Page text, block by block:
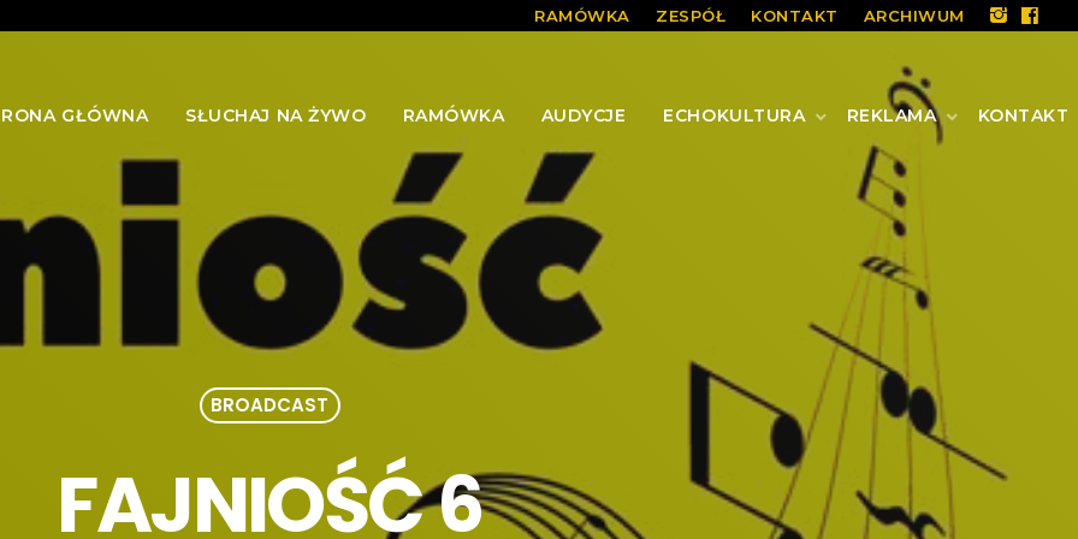
RAMÓWKA ZESPÓŁ KONTAKT ARCHIWUM
GŁÓWNA SŁUCHAJ NA ŻYWO RAMÓWKA AUDYCJE ECHOKULTURA REKLAMA KONTAKT
BROADCAST
FAJNIOŚĆ 6